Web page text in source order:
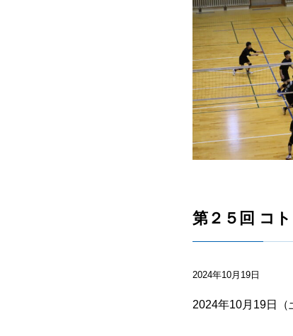
第２５回 コ
2024年10月19日
2024年10月19日（